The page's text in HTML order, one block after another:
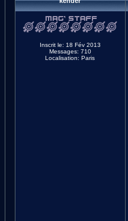
Inscrit le: 18 Fév 2013
Messages: 710
Localisation: Paris